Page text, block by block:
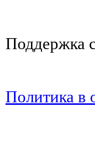
Поддержка
Политика в